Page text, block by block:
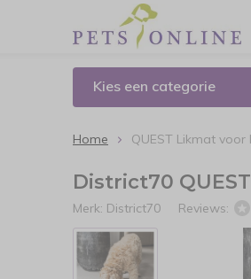
Kies een categorie
Home QUEST Likmat
District70
Merk: District70 Reviews: